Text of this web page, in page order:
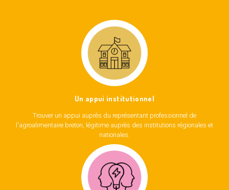
Un appui institutionnel
Trouver un appui auprès du représentant professionnel de
l'agroalimentaire breton, légitime auprès des institutions régionales et
nationales.